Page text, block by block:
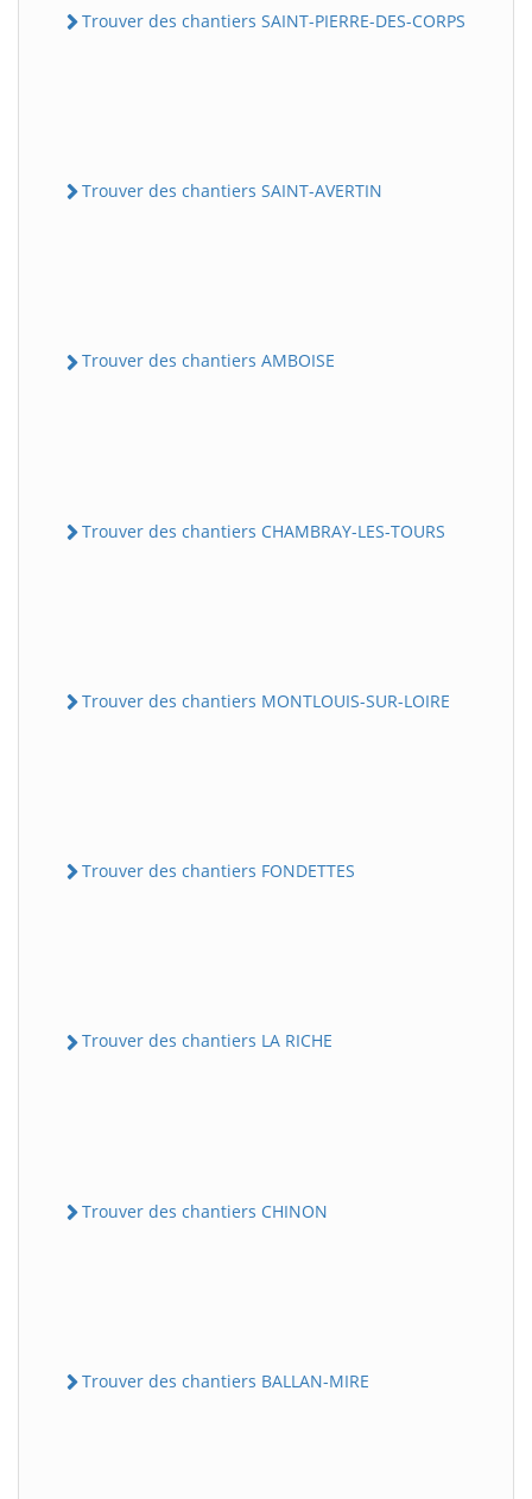
Trouver des chantiers SAINT-PIERRE-DES-CORPS
Trouver des chantiers SAINT-AVERTIN
Trouver des chantiers AMBOISE
Trouver des chantiers CHAMBRAY-LES-TOURS
Trouver des chantiers MONTLOUIS-SUR-LOIRE
Trouver des chantiers FONDETTES
Trouver des chantiers LA RICHE
Trouver des chantiers CHINON
Trouver des chantiers BALLAN-MIRE